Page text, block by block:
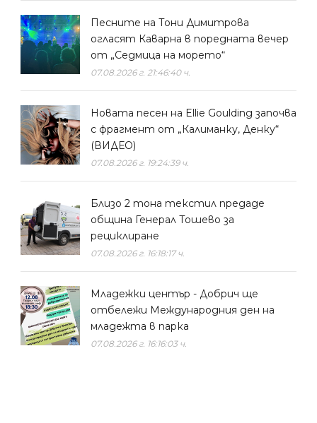
Песните на Тони Димитрова
огласят Каварна в поредната вечер
от „Седмица на морето“
07.08.2026 г. 21:46:40 ч.
Новата песен на Ellie Goulding започва
с фрагмент от „Калиманку, Денку“
(ВИДЕО)
07.08.2026 г. 19:24:39 ч.
Близо 2 тона текстил предаде
община Генерал Тошево за
рециклиране
07.08.2026 г. 16:18:17 ч.
Младежки център - Добрич ще
отбележи Международния ден на
младежта в парка
07.08.2026 г. 16:16:03 ч.